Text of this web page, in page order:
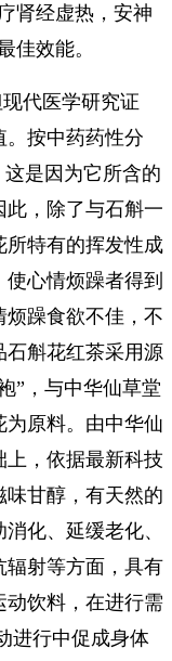
肾经虚热，安神
佳效能。
代医学研究证
。按中药药性分
是因为它所含的
，除了与石斛一
所特有的挥发性成
心情烦躁者得到
躁食欲不佳，不
石斛花红茶采用源
”，与中华仙草堂
为原料。由中华仙
，依据最新科技
甘醇，有天然的
化、延缓老化、
辐射等方面，具有
动饮料，在进行需
进行中促成身体